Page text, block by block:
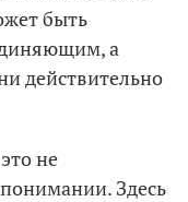
быть
а
действительно
не
Здесь